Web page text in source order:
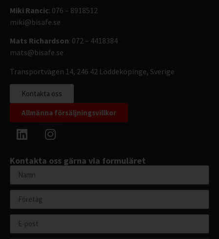
Miki Rancic: 076 – 8918512
miki@bisafe.se
Mats Richardson: 072 – 4418384
mats@bisafe.se
Transportvägen 14, 246 42 Löddeköpinge, Sverige
Kontakta oss
Allmänna försäljningsvillkor
Kontakta oss gärna via formuläret